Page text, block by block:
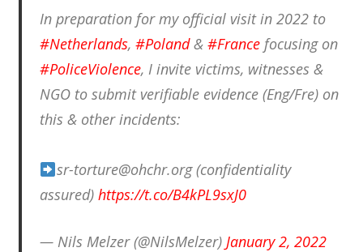
In preparation for my official visit in 2022 to
#Netherlands, #Poland& #France focusing on
#PoliceViolence, I invite victims, witnesses &
NGO to submit verifiable evidence (Eng/Fre) on
this & other incidents:
sr-torture@ohchr.org (confidentiality
assured) https://t.co/B4kPL9sxJ0
— Nils Melzer (@NilsMelzer) January 2, 2022